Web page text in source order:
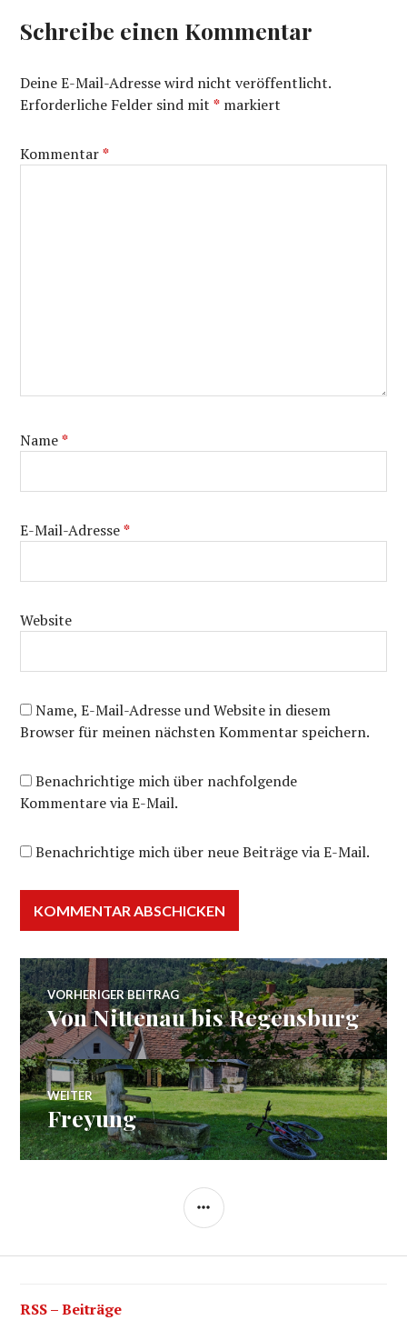
Schreibe einen Kommentar
Deine E-Mail-Adresse wird nicht veröffentlicht.
Erforderliche Felder sind mit* markiert
Kommentar*
Name*
E-Mail-Adresse*
Website
Name, E-Mail-Adresse und Website in diesem
Browser für meinen nächsten Kommentar speichern.
Benachrichtige mich über nachfolgende
Kommentare via E-Mail.
Benachrichtige mich über neue Beiträge via E-Mail.
Beitragsnavigation
VORHERIGER BEITRAG
Vorheriger
Beitrag:
Von Nittenau bis Regensburg
WEITER
Nächster
Beitrag:
Freyung
SEITENLEISTE
RSS – Beiträge